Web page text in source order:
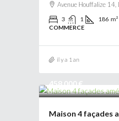
Avenue Houffalize
3 1 186 m²
COMMERCE
il y a 1 an
458 000 €
Maison 4 façades